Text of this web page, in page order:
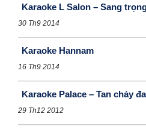
Karaoke L Salon – Sang
30 Th9 2014
Karaoke Hannam
16 Th9 2014
Karaoke Palace – Tan chảy
29 Th12 2012